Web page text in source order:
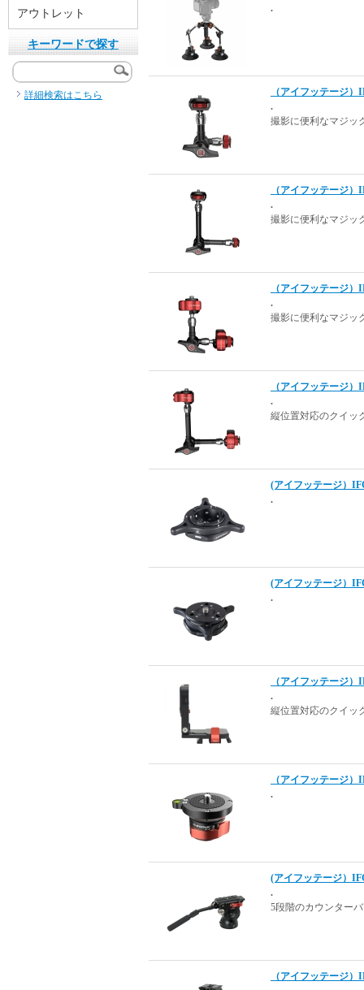
.
（アイフッテージ
.
撮影に便利なマジッ
（アイフッテージ
.
撮影に便利なマジッ
（アイフッテージ
.
撮影に便利なマジッ
（アイフッテージ
.
縦位置対応のクイッ
(アイフッテージ）
.
(アイフッテージ）
.
（アイフッテージ
.
縦位置対応のクイッ
（アイフッテージ
.
(アイフッテージ）
.
5段階のカウンター
（アイフッテージ
アウトレット
キーワードで探す
詳細検索はこちら